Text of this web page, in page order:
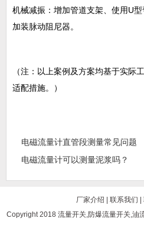
机械减振‌：增加管道支架、使用U
加装脉动阻尼器‌。
（注：以上案例及方案均基于实际
适配措施。）
电磁流量计直管段测量常见问题
电磁流量计可以测量泥浆吗？
厂家介绍 联系我们
Copyright 2018 流量开关,防爆流量开关,油